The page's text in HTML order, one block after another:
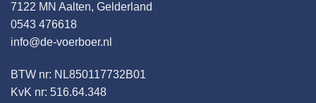
7122 MN Aalten, Gelderland
0543 476618
info@de-voerboer.nl
BTW nr: NL850117732B01
KvK nr: 516.64.348